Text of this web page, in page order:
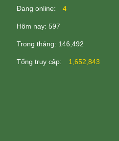
Ðang online: 4
Hôm nay: 597
Trong tháng: 146,492
Tổng truy cập: 1,652,843